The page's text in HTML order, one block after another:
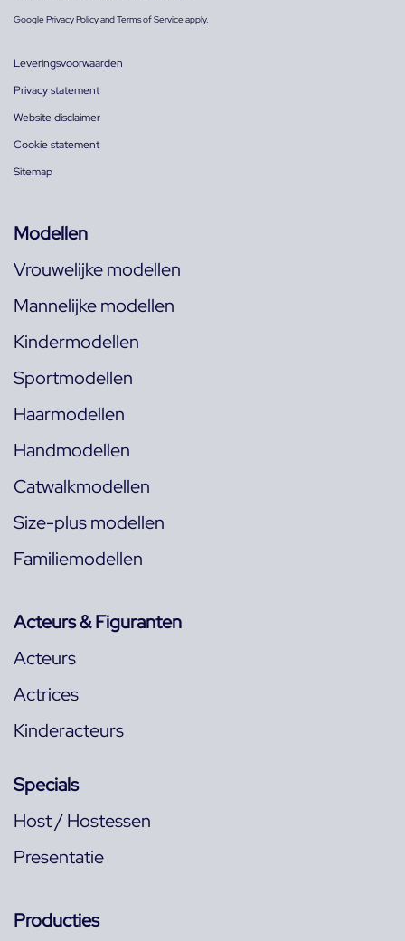
GooglePrivacy PolicyandTerms of Serviceapply.
Leveringsvoorwaarden
Privacy statement
Website disclaimer
Cookie statement
Sitemap
Modellen
Vrouwelijke modellen
Mannelijke modellen
Kindermodellen
Sportmodellen
Haarmodellen
Handmodellen
Catwalkmodellen
Size-plus modellen
Familiemodellen
Acteurs & Figuranten
Acteurs
Actrices
Kinderacteurs
Specials
Host / Hostessen
Presentatie
Producties